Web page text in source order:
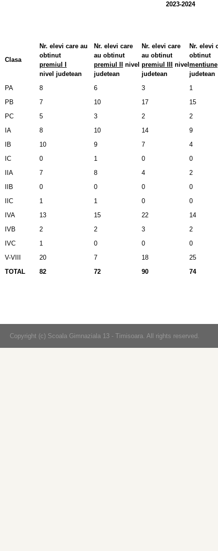
2023-2024
Clasa
Nr. elevi care au
obtinut
premiul I
nivel judetean
Nr. elevi care
au obtinut
premiul II
nivel
judetean
Nr. elevi care
au obtinut
premiul III
nivel
judetean
Nr. elevi
obtinut
mentiune
judetean
PA
8 6 3
1
PB
7 10 17
15
PC
5 3 2
2
IA
8 10 14
9
IB
10 9 7
4
IC
0 1 0
0
IIA
7 8 4
2
IIB
0 0 0
0
IIC
1 1 0
0
IVA
13 15 22
14
IVB
2 2 3
2
IVC
1 0 0
0
V-VIII
20 7 18
25
TOTAL
82 72 90 74
Copyright (c) Scoala Gimnaziala 13 - Timisoara. All rights reserved.